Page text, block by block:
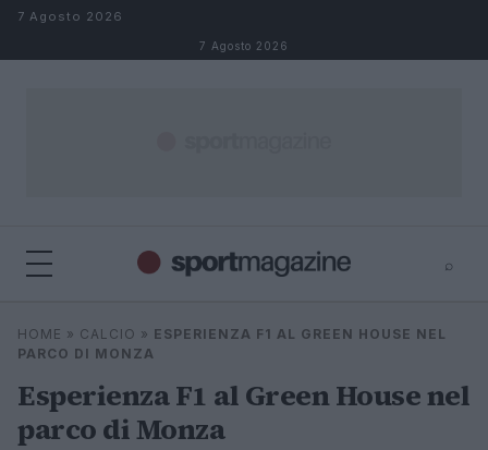
Salta al contenuto
7 Agosto 2026
7 Agosto 2026
⌕
Cerca
⌕
HOME » CALCIO » ESPERIENZA F1 AL GREEN HOUSE NEL
PARCO DI MONZA
Esperienza F1 al Green House nel
parco di Monza